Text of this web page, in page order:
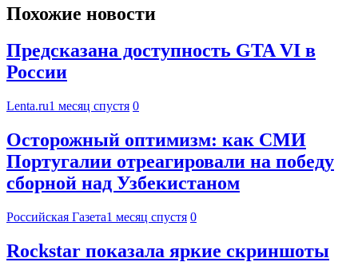
Похожие новости
Предсказана доступность GTA VI в
России
Lenta.ru1 месяц спустя 0
Осторожный оптимизм: как СМИ
Португалии отреагировали на победу
сборной над Узбекистаном
Российская Газета1 месяц спустя 0
Rockstar показала яркие скриншоты